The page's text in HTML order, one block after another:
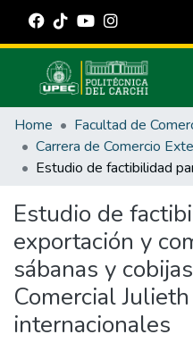
Communities & Collections
All of DSpace
Statistics
Estadísticas Externas
Manuales
Home
Carrera de Comercio
Estudio de
exportación y
sábanas y
Comercial
internacionales